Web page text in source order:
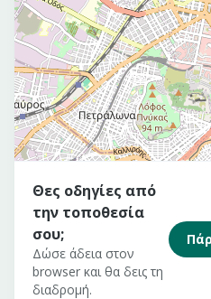
Θες οδηγίες από
την τοποθεσία
σου;
Δώσε άδεια στον
browser και θα δεις τη
διαδρομή.